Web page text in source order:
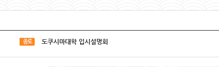
종로 도쿠시마대학 입시설명회